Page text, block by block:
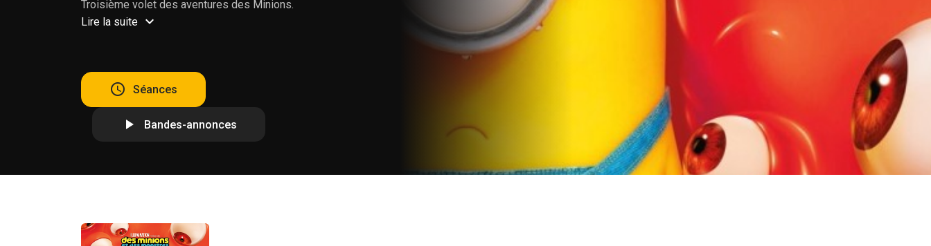
Troisième volet des aventures des Minions.
Lire la suite
Séances
Bandes-annonces